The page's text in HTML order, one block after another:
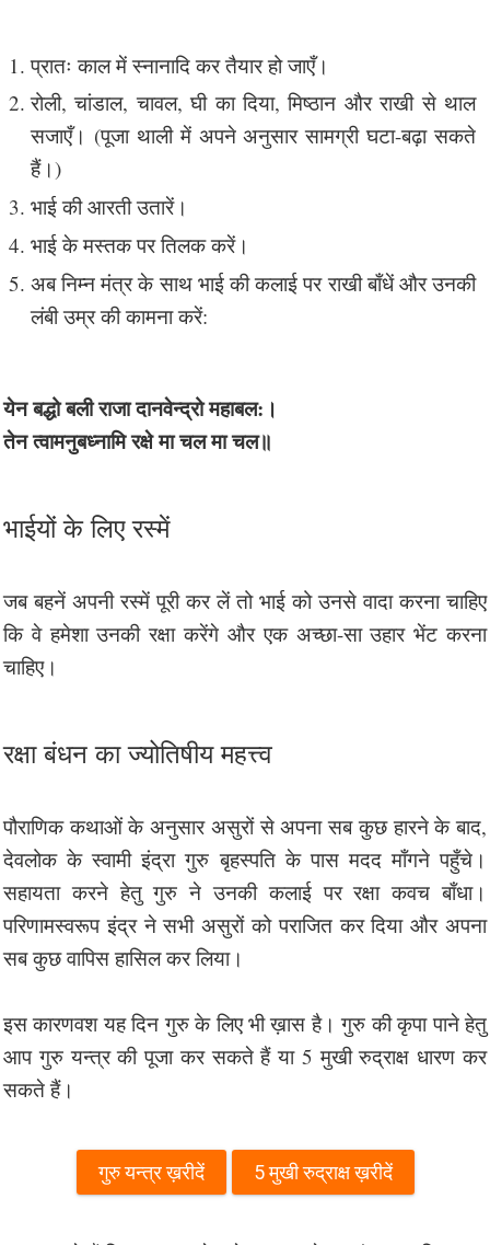
प्रातः काल में स्नानादि कर तैयार हो जाएँ।
रोली, चांडाल, चावल, घी का दिया, मिष्ठान और राखी से थाल
सजाएँ। (पूजा थाली में अपने अनुसार सामग्री घटा-बढ़ा सकते
हैं।)
भाई की आरती उतारें।
भाई के मस्तक पर तिलक करें।
अब निम्न मंत्र के साथ भाई की कलाई पर राखी बाँधें और उनकी
लंबी उम्र की कामना करें:
येन बद्धो बली राजा दानवेन्द्रो महाबल:।
तेन त्वामनुबध्नामि रक्षे मा चल मा चल॥
भाईयों के लिए रस्में
जब बहनें अपनी रस्में पूरी कर लें तो भाई को उनसे वादा करना चाहिए
कि वे हमेशा उनकी रक्षा करेंगे और एक अच्छा-सा उहार भेंट करना
चाहिए।
रक्षा बंधन का ज्योतिषीय महत्त्व
पौराणिक कथाओं के अनुसार असुरों से अपना सब कुछ हारने के बाद,
देवलोक के स्वामी इंद्रा गुरु बृहस्पति के पास मदद माँगने पहुँचे।
सहायता करने हेतु गुरु ने उनकी कलाई पर रक्षा कवच बाँधा।
परिणामस्वरूप इंद्र ने सभी असुरों को पराजित कर दिया और अपना
सब कुछ वापिस हासिल कर लिया।
इस कारणवश यह दिन गुरु के लिए भी ख़ास है। गुरु की कृपा पाने हेतु
आप गुरु यन्त्र की पूजा कर सकते हैं या 5 मुखी रुद्राक्ष धारण कर
सकते हैं।
गुरु यन्त्र ख़रीदें 5 मुखी रुद्राक्ष ख़रीदें